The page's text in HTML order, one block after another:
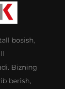
bosish,
Bizning
berish,